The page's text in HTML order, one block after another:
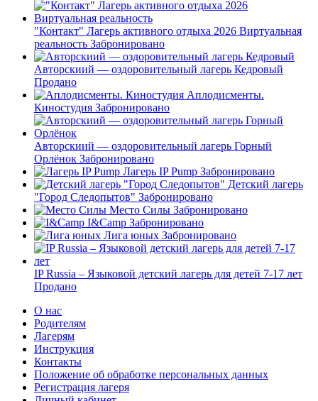
"Контакт" Лагерь активного отдыха 2026 Виртуальная
реальность Забронировано
Авторскиий — оздоровительный лагерь Кедровый
Продано
Аплодисменты.
Киностудия Забронировано
Авторскиий — оздоровительный лагерь Горный
Орлёнок Забронировано
Лагерь IP Pump Забронировано
Детский лагерь
"Город Следопытов" Забронировано
Место Силы Забронировано
I&Camp Забронировано
Лига юных Забронировано
IP Russia – Языковой детский лагерь для детей 7-17 лет
Продано
О нас
Родителям
Лагерям
Инструкция
Контакты
Положение об обработке персональных данных
Регистрация лагеря